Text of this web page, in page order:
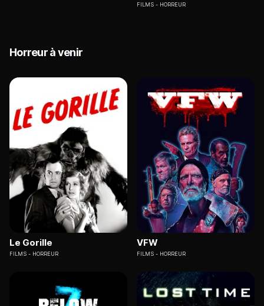
FILMS HORREUR
Horreur à venir
Le Gorille
FILMS HORREUR
VFW
FILMS HORREUR